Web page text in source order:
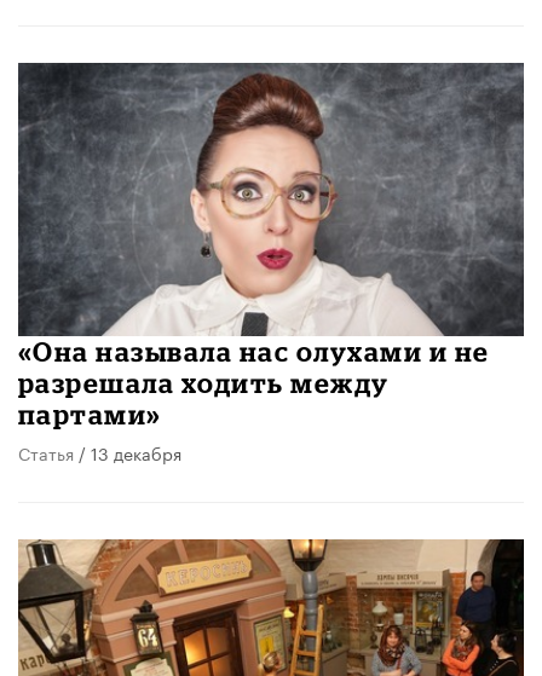
«Она называла нас олухами и не
разрешала ходить между
партами»
Статья / 13 декабря